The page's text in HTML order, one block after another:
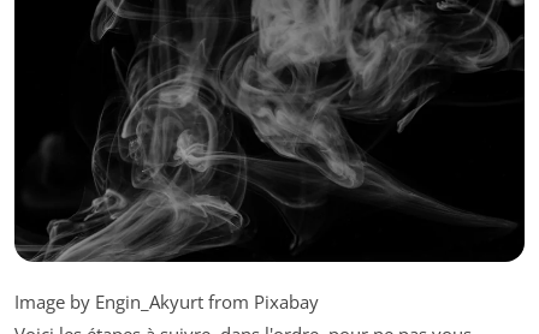
Image by Engin_Akyurt from Pixabay